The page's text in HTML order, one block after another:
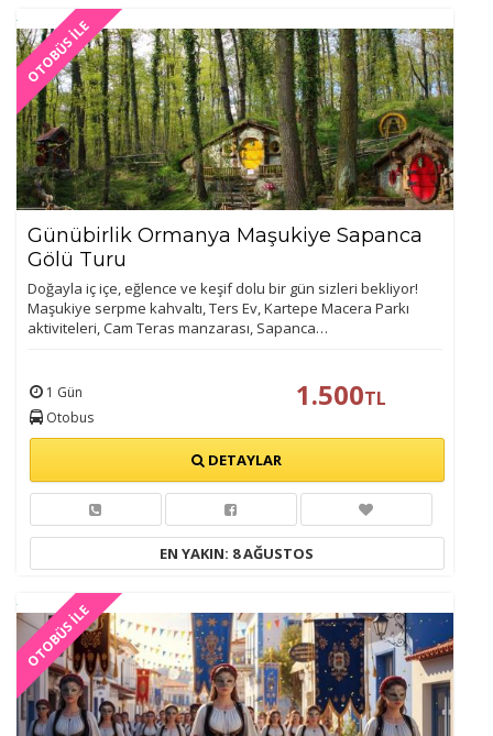
OTOBÜS İLE
Günübirlik Ormanya Maşukiye Sapanca
Gölü Turu
Doğayla iç içe, eğlence ve keşif dolu bir gün sizleri bekliyor!
Maşukiye serpme kahvaltı, Ters Ev, Kartepe Macera Parkı
aktiviteleri, Cam Teras manzarası, Sapanca…
1 Gün
Otobus
1.500TL
DETAYLAR
EN YAKIN: 8 AĞUSTOS
OTOBÜS İLE